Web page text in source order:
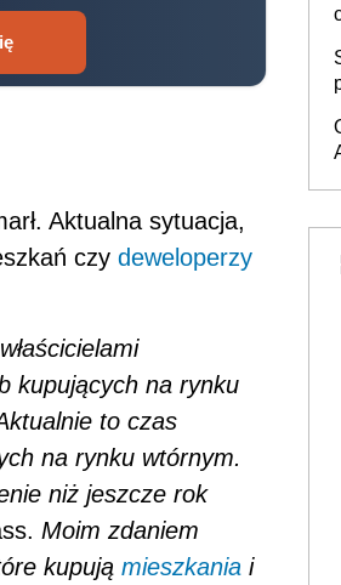
Aktualna sytuacja,
czy deweloperzy
kupujących na rynku
to czas
na rynku wtórnym.
niż jeszcze rok
Moim zdaniem
kupują mieszkania i